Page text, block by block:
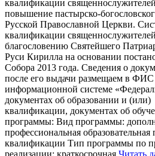
квалификации
повышение пастырско-
Русской Православной Церкви.
квалификации
благословению Святейшего
Руси Кирилла на основании
Собора 2013 года. Сведения о
после его выдачи размещаем в
информационной системе
документах об образовании и (или)
квалификации, документах об
программы: Вид программы:
профессиональная
квалификации Тип программы по
реализации: краткосрочная Читать